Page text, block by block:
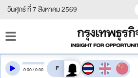
วันศุกร์ ที่ 7 สิงหาคม 2569
0:00/0:00 สลับเสียงอ่าน